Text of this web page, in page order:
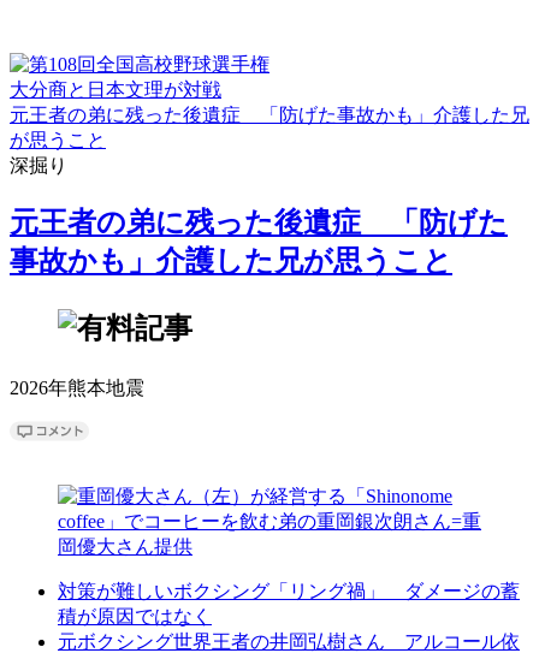
大分商と日本文理が対戦
元王者の弟に残った後遺症 「防げた事故かも」介護した兄
が思うこと
深掘り
元王者の弟に残った後遺症 「防げた
事故かも」介護した兄が思うこと
2026年熊本地震
対策が難しいボクシング「リング禍」 ダメージの蓄
積が原因ではなく
元ボクシング世界王者の井岡弘樹さん アルコール依